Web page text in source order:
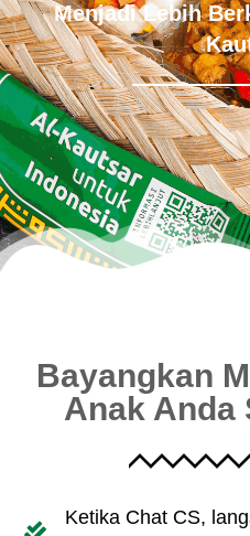
Menjadi Lebih
Bayangkan
Anak Anda
Ketika Chat CS,